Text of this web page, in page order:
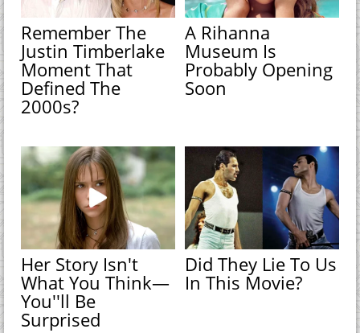
Remember The
Justin Timberlake
Moment That
Defined The
2000s?
A Rihanna
Museum Is
Probably Opening
Soon
Her Story Isn't
What You Think—
You''ll Be
Surprised
Did They Lie To Us
In This Movie?